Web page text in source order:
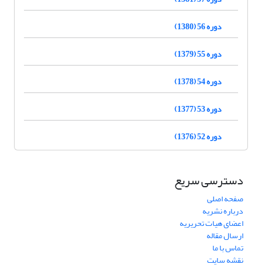
دوره 56 (1380)
دوره 55 (1379)
دوره 54 (1378)
دوره 53 (1377)
دوره 52 (1376)
دسترسی سریع
صفحه اصلی
درباره نشریه
اعضای هیات تحریریه
ارسال مقاله
تماس با ما
نقشه سایت